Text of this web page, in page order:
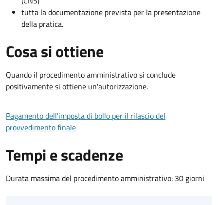
tutta la documentazione prevista per la presentazione
della pratica.
Cosa si ottiene
Quando il procedimento amministrativo si conclude
positivamente si ottiene un'autorizzazione.
Pagamento dell'imposta di bollo per il rilascio del
provvedimento finale
Tempi e scadenze
Durata massima del procedimento amministrativo: 30 giorni